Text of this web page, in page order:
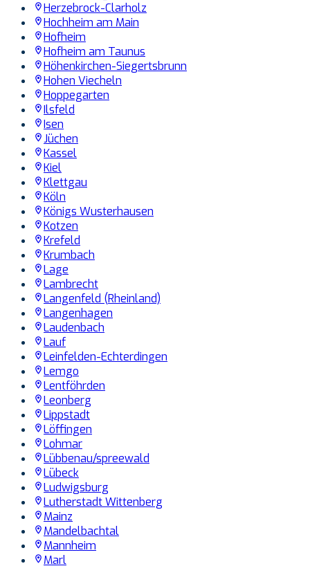
Herzebrock-Clarholz
Hochheim am Main
Hofheim
Hofheim am Taunus
Höhenkirchen-Siegertsbrunn
Hohen Viecheln
Hoppegarten
Ilsfeld
Isen
Jüchen
Kassel
Kiel
Klettgau
Köln
Königs Wusterhausen
Kotzen
Krefeld
Krumbach
Lage
Lambrecht
Langenfeld (Rheinland)
Langenhagen
Laudenbach
Lauf
Leinfelden-Echterdingen
Lemgo
Lentföhrden
Leonberg
Lippstadt
Löffingen
Lohmar
Lübbenau/spreewald
Lübeck
Ludwigsburg
Lutherstadt Wittenberg
Mainz
Mandelbachtal
Mannheim
Marl